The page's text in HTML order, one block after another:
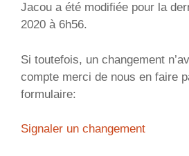
Jacou a été modifiée pour la
2020 à 6h56.
Si toutefois, un changement
compte merci de nous en faire
formulaire:
Signaler un changement